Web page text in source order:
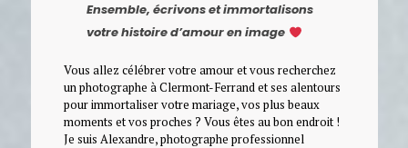
Ensemble, écrivons et immortalisons
votre histoire d’amour en image
Vous allez célébrer votre amour et vous recherchez
un photographe à Clermont-Ferrand et ses alentours
pour immortaliser votre mariage, vos plus beaux
moments et vos proches ? Vous êtes au bon endroit !
Je suis Alexandre, photographe professionnel